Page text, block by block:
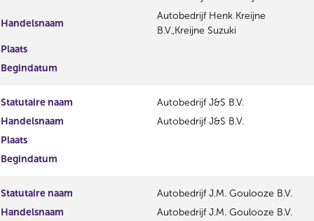
Handelsnaam
Autobedrijf Henk Kreijne
B.V.,Kreijne Suzuki
Plaats
Begindatum
Statutaire naam
Autobedrijf J&S B.V.
Handelsnaam
Autobedrijf J&S B.V.
Plaats
Begindatum
Statutaire naam
Autobedrijf J.M. Goulooze B.V.
Handelsnaam
Autobedrijf J.M. Goulooze B.V.